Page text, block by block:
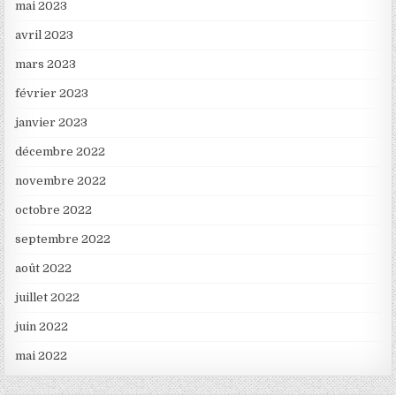
mai 2023
avril 2023
mars 2023
février 2023
janvier 2023
décembre 2022
novembre 2022
octobre 2022
septembre 2022
août 2022
juillet 2022
juin 2022
mai 2022